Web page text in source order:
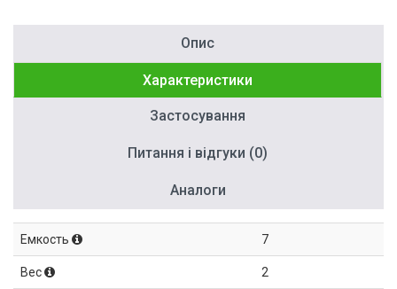
Опис
Характеристики
Застосування
Питання і відгуки (0)
Аналоги
Емкость 7
Вес 2